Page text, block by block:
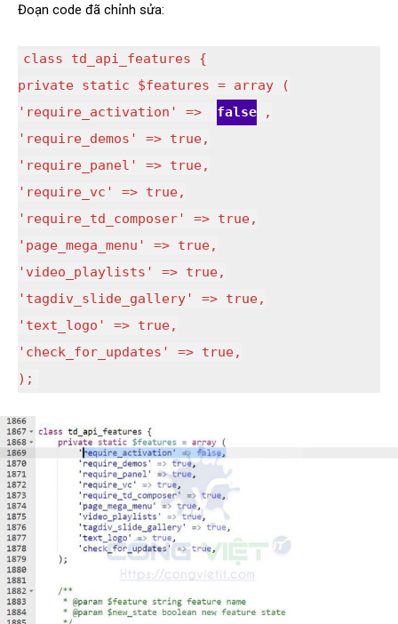
Đoạn code đã chỉnh sửa:
class td_api_features {
private static $features = array (
'require_activation' =>
false
,
'require_demos' => true,
'require_panel' => true,
'require_vc' => true,
'require_td_composer' => true,
'page_mega_menu' => true,
'video_playlists' => true,
'tagdiv_slide_gallery' => true,
'text_logo' => true,
'check_for_updates' => true,
);